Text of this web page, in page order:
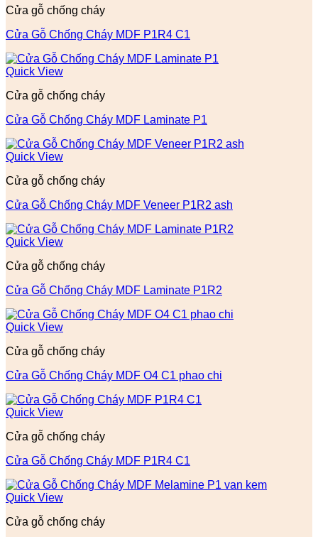
Cửa gỗ chống cháy
Cửa Gỗ Chống Cháy MDF P1R4 C1
Quick View
Cửa gỗ chống cháy
Cửa Gỗ Chống Cháy MDF Laminate P1
Quick View
Cửa gỗ chống cháy
Cửa Gỗ Chống Cháy MDF Veneer P1R2 ash
Quick View
Cửa gỗ chống cháy
Cửa Gỗ Chống Cháy MDF Laminate P1R2
Quick View
Cửa gỗ chống cháy
Cửa Gỗ Chống Cháy MDF O4 C1 phao chi
Quick View
Cửa gỗ chống cháy
Cửa Gỗ Chống Cháy MDF P1R4 C1
Quick View
Cửa gỗ chống cháy